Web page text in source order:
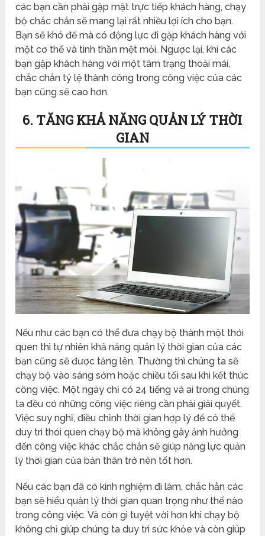
các bạn cần phải gặp mặt trực tiếp khách hàng, chạy
bộ chắc chắn sẽ mang lại rất nhiều lợi ích cho bạn.
Bạn sẽ khó để mà có động lực đi gặp khách hàng với
một cơ thể và tinh thần mệt mỏi. Ngược lại, khi các
bạn gặp khách hàng với một tâm trạng thoải mái,
chắc chắn tỷ lệ thành công trong công việc của các
bạn cũng sẽ cao hơn.
6. TĂNG KHẢ NĂNG QUẢN LÝ THỜI
GIAN
Nếu như các bạn có thể đưa chạy bộ thành một thói
quen thì tự nhiên khả năng quản lý thời gian của các
bạn cũng sẽ được tăng lên. Thường thì chúng ta sẽ
chạy bộ vào sáng sớm hoặc chiều tối sau khi kết thúc
công việc. Một ngày chỉ có 24 tiếng và ai trong chúng
ta đều có những công việc riêng cần phải giải quyết.
Việc suy nghĩ, điều chỉnh thời gian hợp lý để có thể
duy trì thói quen chạy bộ mà không gây ảnh hưởng
đến công việc khác chắc chắn sẽ giúp năng lực quản
lý thời gian của bản thân trở nên tốt hơn.
Nếu các bạn đã có kinh nghiệm đi làm, chắc hẳn các
bạn sẽ hiểu quản lý thời gian quan trọng như thế nào
trong công việc. Và còn gì tuyệt vời hơn khi chạy bộ
không chỉ giúp chúng ta duy trì sức khỏe và còn giúp